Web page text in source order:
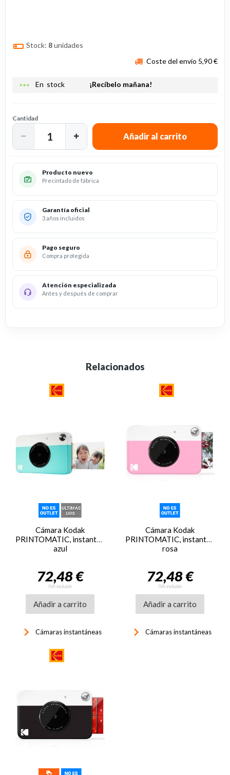
Stock: 8unidades
Coste del envío 5,90 €
more_horiz En stock ¡Recíbelo mañana!
Cantidad
Producto nuevo
Precintado de fábrica
Garantía oficial
3 años incluidos
Pago seguro
Compra protegida
Atención especializada
Antes y después de comprar
Relacionados
Cámara Kodak
PRINTOMATIC, instantánea,
azul
72,48 €
IVA incluido
Añadir a carrito
keyboard_arrow_right Cámaras instantáneas
Cámara Kodak
PRINTOMATIC, instantánea,
rosa
72,48 €
IVA incluido
Añadir a carrito
keyboard_arrow_right Cámaras instantáneas